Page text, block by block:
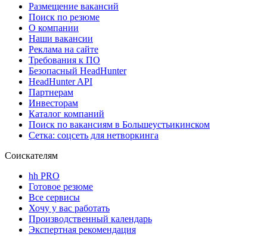
Размещение вакансий
Поиск по резюме
О компании
Наши вакансии
Реклама на сайте
Требования к ПО
Безопасный HeadHunter
HeadHunter API
Партнерам
Инвесторам
Каталог компаний
Поиск по вакансиям в Большеустьикинском
Сетка: соцсеть для нетворкинга
Соискателям
hh PRO
Готовое резюме
Все сервисы
Хочу у вас работать
Производственный календарь
Экспертная рекомендация